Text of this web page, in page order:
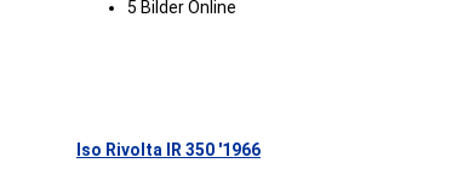
5 Bilder Online
Iso Rivolta IR 350 '1966